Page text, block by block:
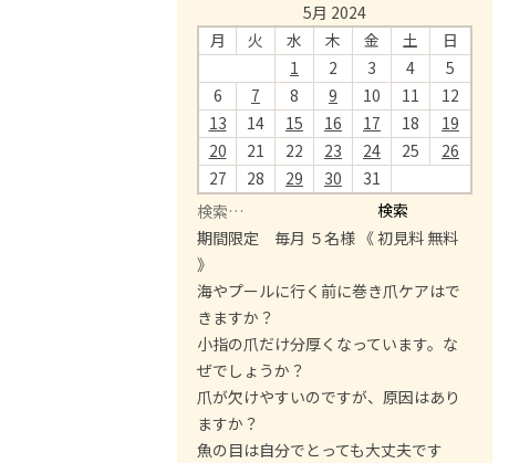
5月 2024
月
火 水 木 金 土
日
1
2 3 4
5
6
7 8 9 10 11
12
13
14 15 16 17 18
19
20
21 22 23 24 25
26
27
28 29 30
31
検
索
:
期間限定 毎月 ５名様 《 初見料 無料
》
海やプールに行く前に巻き爪ケアはで
きますか？
小指の爪だけ分厚くなっています。な
ぜでしょうか？
爪が欠けやすいのですが、原因はあり
ますか？
魚の目は自分でとっても大丈夫です